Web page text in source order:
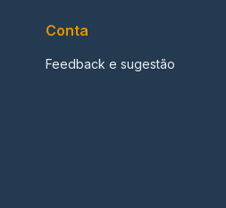
Conta
Feedback e sugestão